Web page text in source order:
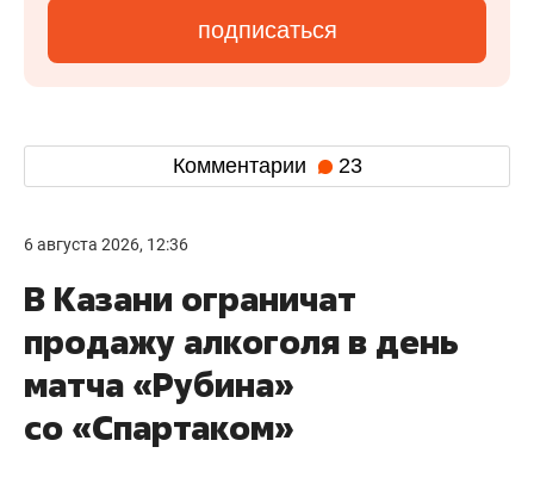
подписаться
Комментарии 23
6 августа 2026, 12:36
В Казани ограничат
продажу алкоголя в день
матча «Рубина»
со «Спартаком»